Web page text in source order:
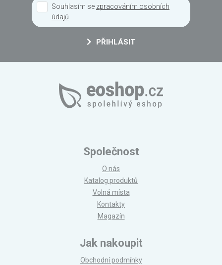
Souhlasím se zpracováním osobních
údajů
PŘIHLÁSIT
Společnost
O nás
Katalog produktů
Volná místa
Kontakty
Magazín
Jak nakoupit
Obchodní podmínky